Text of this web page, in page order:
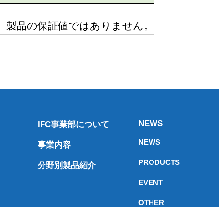
品の保証値ではありません。
IFC事業部について
事業内容
分野別製品紹介
NEWS
NEWS
PRODUCTS
EVENT
OTHER